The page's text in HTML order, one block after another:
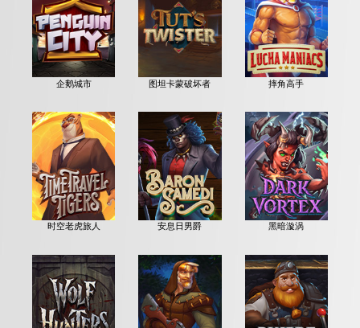
企鹅城市 图坦卡蒙破坏者 摔角高手
时空老虎旅人 安息日男爵 黑暗漩涡